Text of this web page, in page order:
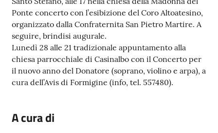
o
Tutti
gli
argomenti...
su
Ponte concerto con l’esibizione del Coro Altoatesino,
organizzato dalla Confraternita San Pietro Martire. A
seguire, brindisi augurale.
Lunedì 28 alle 21 tradizionale appuntamento alla
chiesa parrocchiale di Casinalbo con il Concerto per
il nuovo anno del Donatore (soprano, violino e arpa), a
cura dell’Avis di Formigine (info, tel. 557480).
A cura di